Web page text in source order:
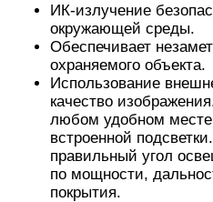
ИК-излучение
окружающей среды.
Обеспечивает
охраняемого объекта.
Использование
качество
любом удобном
встроенной
правильный угол
по мощности,
покрытия.